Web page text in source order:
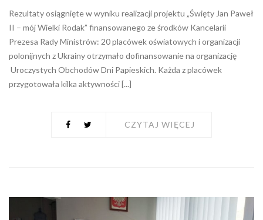
Rezultaty osiągnięte w wyniku realizacji projektu „Święty Jan Paweł
II – mój Wielki Rodak” finansowanego ze środków Kancelarii
Prezesa Rady Ministrów: 20 placówek oświatowych i organizacji
polonijnych z Ukrainy otrzymało dofinansowanie na organizację
Uroczystych Obchodów Dni Papieskich. Każda z placówek
przygotowała kilka aktywności [...]
CZYTAJ WIĘCEJ